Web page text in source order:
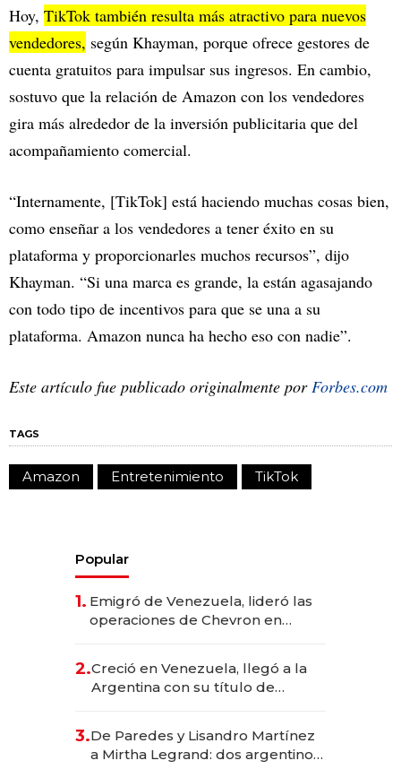
Hoy, TikTok también resulta más atractivo para nuevos
vendedores, según Khayman, porque ofrece gestores de
cuenta gratuitos para impulsar sus ingresos. En cambio,
sostuvo que la relación de Amazon con los vendedores
gira más alrededor de la inversión publicitaria que del
acompañamiento comercial.
“Internamente, [TikTok] está haciendo muchas cosas bien,
como enseñar a los vendedores a tener éxito en su
plataforma y proporcionarles muchos recursos”, dijo
Khayman. “Si una marca es grande, la están agasajando
con todo tipo de incentivos para que se una a su
plataforma. Amazon nunca ha hecho eso con nadie”.
Este artículo fue publicado originalmente porForbes.com
TAGS
Amazon Entretenimiento TikTok
Popular
1. Emigró de Venezuela, lideró las
operaciones de Chevron en
2.Creció en Venezuela, llegó a la
Argentina con su título de
las marcas "fast premium"
3.De Paredes y Lisandro Martínez
a Mirtha Legrand: dos argentinos